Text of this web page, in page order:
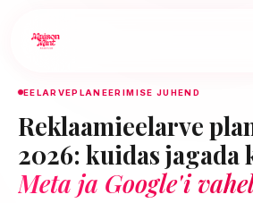
EELARVEPLANEERIMISE JUHEND
Reklaamieelarve
2026: kuidas jagada
Meta ja Google'i